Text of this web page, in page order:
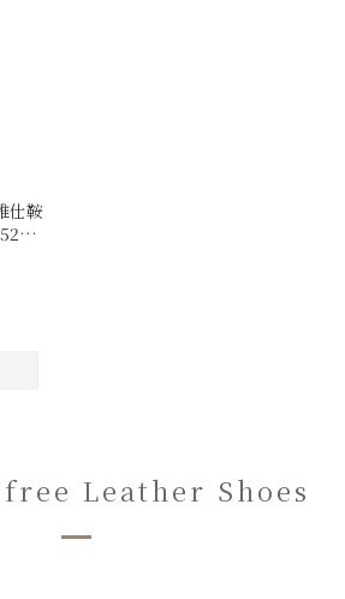
仕鞍
防
Leather Shoes